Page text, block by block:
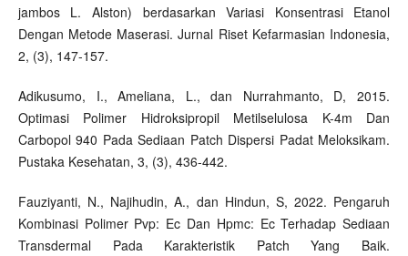
jambos L. Alston) berdasarkan Variasi Konsentrasi Etanol
Dengan Metode Maserasi. Jurnal Riset Kefarmasian Indonesia,
2, (3), 147-157.
Adikusumo, I., Ameliana, L., dan Nurrahmanto, D, 2015.
Optimasi Polimer Hidroksipropil Metilselulosa K-4m Dan
Carbopol 940 Pada Sediaan Patch Dispersi Padat Meloksikam.
Pustaka Kesehatan, 3, (3), 436-442.
Fauziyanti, N., Najihudin, A., dan Hindun, S, 2022. Pengaruh
Kombinasi Polimer Pvp: Ec Dan Hpmc: Ec Terhadap Sediaan
Transdermal Pada Karakteristik Patch Yang Baik.